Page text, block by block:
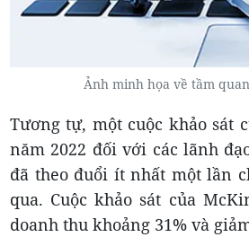
Ảnh minh họa về tầm
Tương tự, một cuộc khảo sát
năm 2022 đối với các lãnh
đã theo đuổi ít nhất một lần
qua. Cuộc khảo sát của
doanh thu khoảng 31% và